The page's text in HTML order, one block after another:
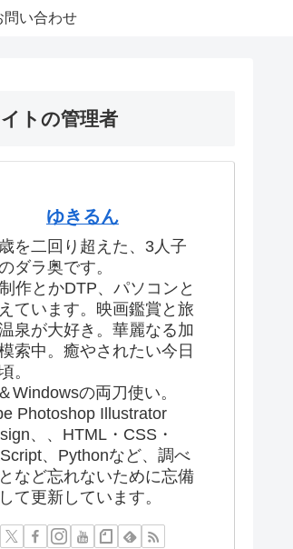
問い合わせ
トの管理者
ゆきるん
を二回り超えた、3人子
ダラ奥です。
作とかDTP、パソコンと
ています。映画鑑賞と旅
泉が大好き。華麗なる加
索中。癒やされたい今日
。
Windowsの両刀使い。
Photoshop Illustrator
、、HTML・CSS・
、Pythonなど、調べ
など忘れないために忘備
て更新しています。